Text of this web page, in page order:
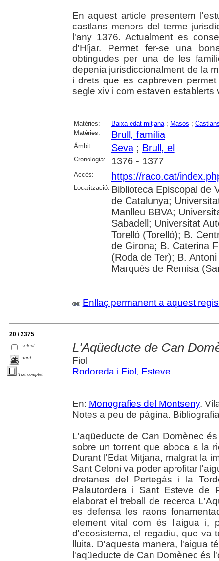
En aquest article presentem
castlans menors del terme
l'any 1376. Actualment es
d'Híjar. Permet fer-se una
obtingudes per una de les
depenia jurisdiccionalment de la
i drets que es capbreven
segle xiv i com estaven establerts
Matèries: Baixa edat mitjana; Masos ;
Matèries:
Brull, família
Àmbit: Seva; Brull, el
Cronologia: 1376 - 1377
Accés: https://raco.cat/
Localització: Biblioteca Episcopal de
de Catalunya;
Manlleu BBVA;
Sabadell; Universitat
Torelló (Torelló); B.
de Girona; B. Caterina
(Roda de Ter); B.
Marquès de Remisa
Enllaç permanent a aquest
20 / 2375
select
print
Text complet
L'Aqüeducte de Can
Fiol
Rodoreda i Fiol, Esteve
En: Monografies del Montseny.
Notes a peu de pàgina.
L'aqüeducte de Can Domènec
sobre un torrent que aboca a la
Durant l'Edat Mitjana, malgrat la
Sant Celoni va poder aprofitar
dretanes del Pertegàs i la
Palautordera i Sant Esteve de
elaborat el treball de recerca
es defensa les raons
element vital com és l'aigua i,
d'ecosistema, el regadiu, que va
lluita. D'aquesta manera, l'aigua
l'aqüeducte de Can Domènec és